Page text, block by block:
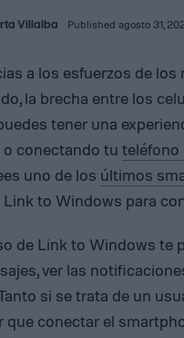
Villalba Published agosto 31,
a los esfuerzos de
la brecha entre los
tener una
o conectando tu teléfono
uno de los últimos
Link to Windows para
de Link to Windows te
ver las
si se trata de un
que conectar el